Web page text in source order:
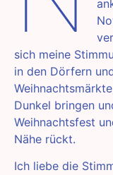
sich meine
in den Dörfern
Dunkel bringen
Weihnachtsfest
Nähe rückt.
Ich liebe die